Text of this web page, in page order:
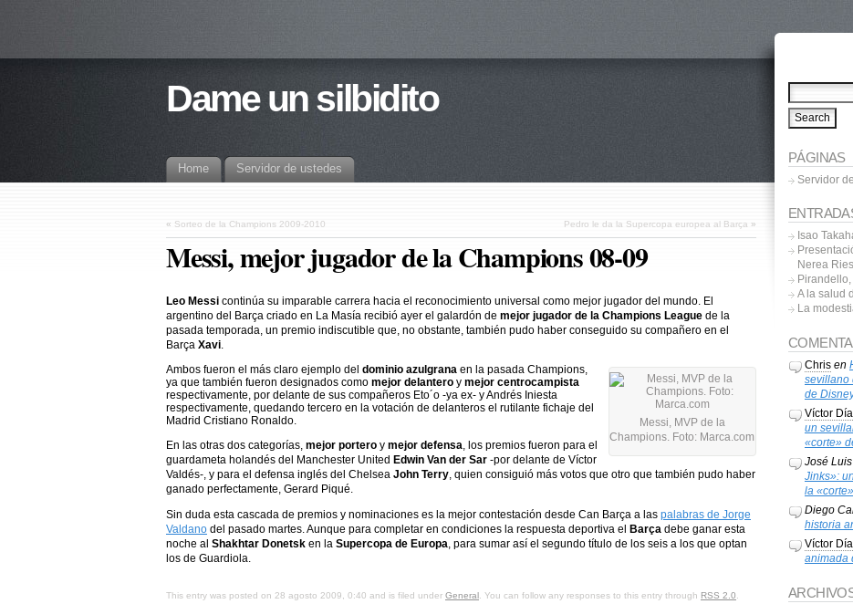
Dame un silbidito
Home Servidor de ustedes
« Sorteo de la Champions 2009-2010 Pedro le da la Supercopa europea al Barça »
Messi, mejor jugador de la Champions 08-09
Leo Messi continúa su imparable carrera hacia el reconocimiento universal como mejor jugador del mundo. El
argentino del Barça criado en La Masía recibió ayer el galardón de mejor jugador de la Champions League de la
pasada temporada, un premio indiscutible que, no obstante, también pudo haber conseguido su compañero en el
Barça Xavi.
Messi, MVP de la
Champions. Foto: Marca.com
Ambos fueron el más claro ejemplo del dominio azulgrana en la pasada Champions,
ya que también fueron designados como mejor delantero y mejor centrocampista
respectivamente, por delante de sus compañeros Eto´o -ya ex- y Andrés Iniesta
respectivamente, quedando tercero en la votación de delanteros el rutilante fichaje del
Madrid Cristiano Ronaldo.
En las otras dos categorías, mejor portero y mejor defensa, los premios fueron para el
guardameta holandés del Manchester United Edwin Van der Sar -por delante de Víctor
Valdés-, y para el defensa inglés del Chelsea John Terry, quien consiguió más votos que otro que también pudo haber
ganado perfectamente, Gerard Piqué.
Sin duda esta cascada de premios y nominaciones es la mejor contestación desde Can Barça a las palabras de Jorge
Valdano del pasado martes. Aunque para completar en condiciones la respuesta deportiva el Barça debe ganar esta
noche al Shakhtar Donetsk en la Supercopa de Europa, para sumar así el segundo título de los seis a los que optan
los de Guardiola.
This entry was posted on 28 agosto 2009, 0:40 and is filed under General . You can follow any responses to this entry through RSS 2.0
PÁGINAS
Servidor
Isao
Nerea
A la salud
La
Chrisen
sevillano
de
Víctor
un
«corte»
José
Jinks»:
la
Diego
historia
Víctor
animada